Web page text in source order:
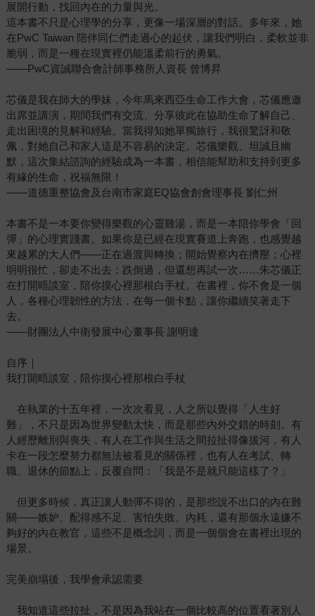
展開行動，找回內在的力量與光。
這本書不只是心理學的分享，更像一場深層的對話。多年來，她
在PwC Taiwan 陪伴同仁們走過心的起伏，讓我們明白，柔軟並非
脆弱，而是一種在現實裡仍能溫柔前行的勇氣。
——PwC資誠聯合會計師事務所人資長 曾博昇
芯儀是我在師大的學妹，今年馬來西亞生命工作大會，芯儀應邀
出席並講演，期間我們有交流、分享彼此在協助生命了解自己、
走出困境的見解和經驗。當我得知她單獨旅行，我很驚訝和敬
佩，對她自己和家人這是不容易的決定。芯儀樂觀、坦誠且幽
默，這次集結諮詢的經驗成為一本書，相信能幫助和支持到更多
有緣的生命，祝福無限！
——道德重整協會及台南市家庭EQ協會創會理事長 劉仁州
本書不是一本要你變得樂觀的心靈雞湯，而是一本陪你學會「回
彈」的心理實踐書。如果你是已經在現實賽道上奔跑，也感覺越
來越累的大人們——正在過渡與轉換；開始覺察內在擠壓；心裡
明明很忙，卻走不出去；跌倒過，但還想再試一次……朱芯儀正
在打開晤談室，陪你摸心裡那根白手杖。在書裡，你不會是一個
人，各種心理韌性的方法，在每一個卡點，讓你繼續笑著走下
去。
——財團法人中衛發展中心董事長 謝明達
自序｜
我打開晤談室，陪你摸心裡那根白手杖
在執業的十五年裡，一次次看見，人之所以覺得「人生好
難」，不只是因為世界變動太快，而是那些內外交錯的時刻。有
人經歷離別與喪失，有人在工作與生活之間拉扯得像拔河，有人
卡在一段怎麼努力都無法被看見的關係裡，也有人在考試、轉
職、退休的節點上，反覆自問：「我是不是就只能這樣了？」
但更多時候，真正讓人動彈不得的，是那些說不出口的內在難
關——嫉妒、配得感不足、害怕失敗、內耗，還有那個永遠嫌不
夠好的內在教官，這些不是概念詞，而是一個個會在書裡出現的
場景。
完美崩塌後，我學會承認需要
我知道這些拉扯，不是因為我站在一個比較高的位置看著別人